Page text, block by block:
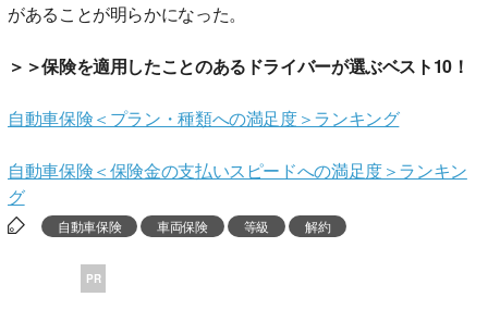
があることが明らかになった。
＞＞保険を適用したことのあるドライバーが選ぶベスト10！
自動車保険＜プラン・種類への満足度＞ランキング
自動車保険＜保険金の支払いスピードへの満足度＞ランキン
グ
自動車保険 車両保険 等級 解約
PR